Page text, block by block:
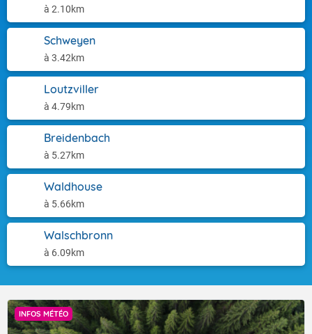
à 2.10km
Schweyen
à 3.42km
Loutzviller
à 4.79km
Breidenbach
à 5.27km
Waldhouse
à 5.66km
Walschbronn
à 6.09km
INFOS MÉTÉO